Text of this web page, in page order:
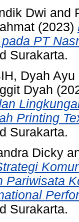
Dwi and
(2023)
PT
Surakarta.
Dyah Ayu
Dyah
Printing
Surakarta.
Dicky
Pariwisata
Surakarta.